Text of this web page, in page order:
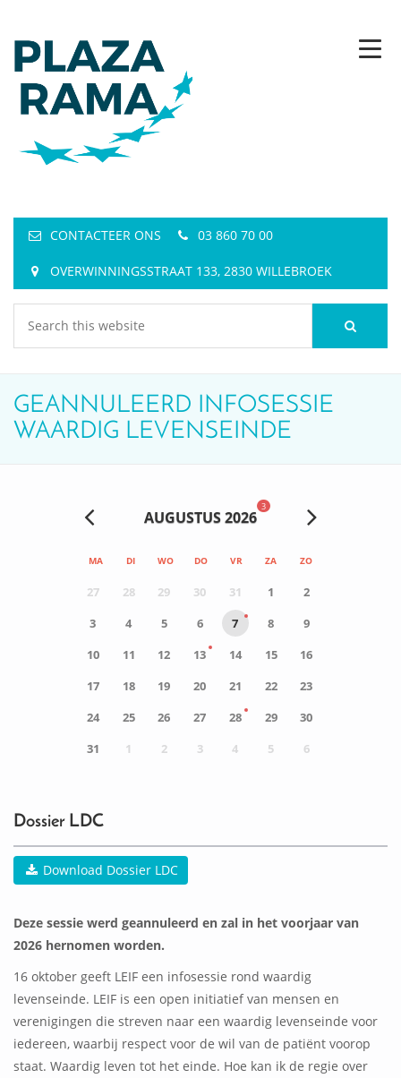
CONTACTEER ONS 03 860 70 00
OVERWINNINGSSTRAAT 133, 2830 WILLEBROEK
GEANNULEERD INFOSESSIE
WAARDIG LEVENSEINDE
AUGUSTUS 2026
3
MA DI WO DO VR ZA ZO
27 28 29 30 31 1
2
3
4 5 6 7 8
9
10
11 12 13 14 15
16
17
18 19 20 21 22
23
24
25 26 27 28 29
30
31
1 2 3 4 5 6
Dossier LDC
Download Dossier LDC
Deze sessie werd geannuleerd en zal in het voorjaar van
2026 hernomen worden.
16 oktober geeft LEIF een infosessie rond waardig
levenseinde. LEIF is een open initiatief van mensen en
verenigingen die streven naar een waardig levenseinde voor
iedereen, waarbij respect voor de wil van de patiënt voorop
staat. Waardig leven tot het einde. Hoe kan ik de regie over